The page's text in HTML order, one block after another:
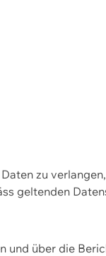
zu
geltenden
und über die